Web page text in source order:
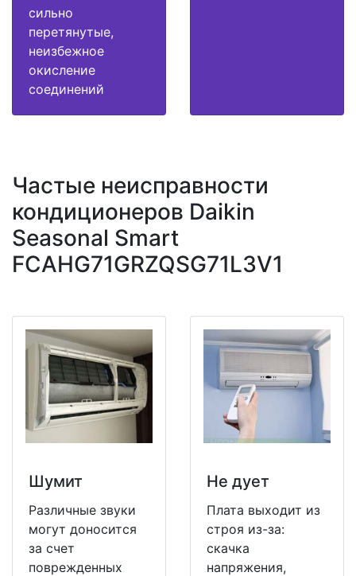
сильно
перетянутые,
неизбежное
окисление
соединений
Частые неисправности
кондиционеров Daikin
Seasonal Smart
FCAHG71GRZQSG71L3V1
Шумит
Различные звуки
могут доносится
за счет
поврежденных
Не дует
Плата выходит из
строя из-за:
скачка
напряжения,